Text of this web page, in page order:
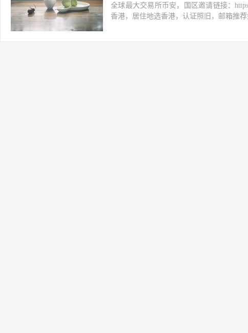
全球最大交易所币安，国区邀请链接：
香港，居住地选香港，认证照旧，邮箱推